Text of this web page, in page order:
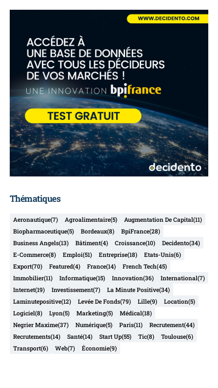
Thématiques
Aeronautique(7) Agroalimentaire(5) Augmentation De Capital(11)
Biopharmaceutique(5) Bordeaux(8) BpiFrance(28)
Business Angels(13) Bâtiment(4) Croissance(10) Decidento(34)
E-Commerce(8) Emploi(51) Entreprise(18) Etats-Unis(6)
Export(70) Featured(4) France(14) French Tech(45)
Immobilier(11) Informatique(15) Innovation(36) International(7)
Internet(19) Investissement(7) La Minute Positive(34)
Laminutepositive(12) Levée De Fonds(79) Lille(9) Location(5)
Logiciel(8) Lyon(5) Marketing(5) Médical(18)
Negrier Maxime(37) Numérique(5) Paris(11) Recrutement(44)
Recrutements(14) Santé(14) Start Up(55) Tic(8) Toulouse(6)
Transport(6) Web(7) Économie(9)